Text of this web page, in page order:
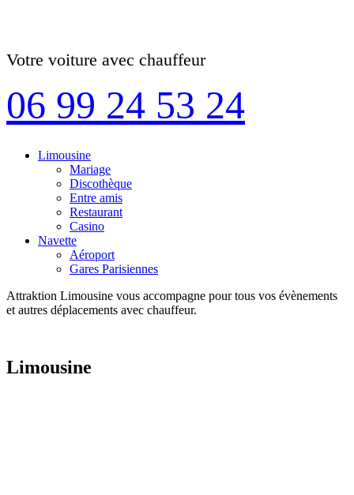
Votre voiture avec chauffeur
06 99 24 53 24
Limousine
Mariage
Discothèque
Entre amis
Restaurant
Casino
Navette
Aéroport
Gares Parisiennes
Attraktion Limousine vous accompagne pour tous vos évènements
et autres déplacements avec chauffeur.
Limousine